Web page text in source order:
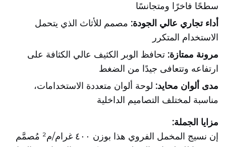
سطحًا فاخرًا ومتجانسًا
أداء تجاري عالي الجودة: مصمم للأثاث الذي يتحمل
الاستخدام المتكرر
مرونة ممتازة: تحافظ الوبر الكثيف عالي الكثافة على
ارتفاعه وتتعافى جيدًا من الضغط
مدى ألوان محايد: لوحة ألوان متعددة الاستخدامات،
مناسبة لمختلف التصاميم الداخلية
مزايا الجملة:
إن نسيج المخمل الفروي هذا بوزن ٤٠٠ غرام/م² مُصمَّم